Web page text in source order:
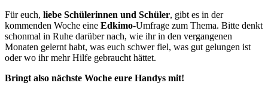
Für euch, liebe Schülerinnen und Schüler, gibt es in der
kommenden Woche eine Edkimo-Umfrage zum Thema. Bitte denkt
schonmal in Ruhe darüber nach, wie ihr in den vergangenen
Monaten gelernt habt, was euch schwer fiel, was gut gelungen ist
oder wo ihr mehr Hilfe gebraucht hättet.
Bringt also nächste Woche eure Handys mit!